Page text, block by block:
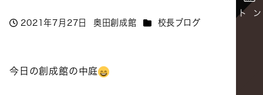
投稿日
2021年7月27日
著
奥田創成館 カテゴリー
校長ブログ
今日の創成館の中庭